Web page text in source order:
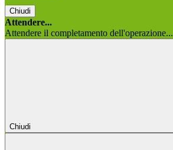
Chiudi
Attendere...
Attendere il completamento dell'operazione...
Chiudi